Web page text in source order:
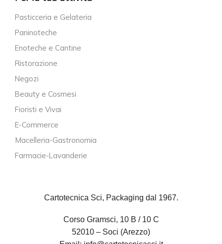
Pasticceria e Gelateria
Paninoteche
Enoteche e Cantine
Ristorazione
Negozi
Beauty e Cosmesi
Fioristi e Vivai
E-Commerce
Macelleria-Gastronomia
Farmacie-Lavanderie
Cartotecnica Sci, Packaging dal 1967.
Corso Gramsci, 10 B / 10 C
52010 – Soci (Arezzo)